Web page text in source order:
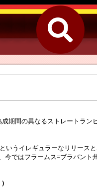
期間の異なるストレートラン
うイレギュラーなリリースと
ではフラームス=ブラバント
)